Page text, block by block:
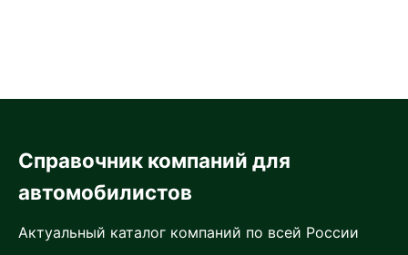
Справочник компаний для
автомобилистов
Актуальный каталог компаний по всей России